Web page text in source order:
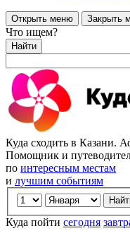
Открыть меню Закрыть
Что ищем?
Найти
Куда сходить в Казани.
Помощник и
по интересным местам
и лучшим событиям
Куда пойти сегодня